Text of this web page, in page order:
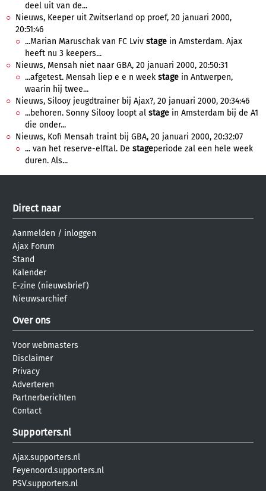
deel uit van de...
Nieuws, Keeper uit Zwitserland op proef, 20 januari 2000,
20:51:46
...Marian Maruschak van FC Lviv stage in Amsterdam. Ajax
heeft nu 3 keepers...
Nieuws, Mensah niet naar GBA, 20 januari 2000, 20:50:31
...afgetest. Mensah liep e e n week stage in Antwerpen,
waarin hij twee...
Nieuws, Silooy jeugdtrainer bij Ajax?, 20 januari 2000, 20:34:46
...behoren. Sonny Silooy loopt al stage in Amsterdam bij de A1
die onder...
Nieuws, Kofi Mensah traint bij GBA, 20 januari 2000, 20:32:07
... van het reserve-elftal. De stageperiode zal een hele week
duren. Als...
Direct naar
Aanmelden / inloggen
Ajax Forum
Stand
Kalender
E-zine (nieuwsbrief)
Nieuwsarchief
Over ons
Voor webmasters
Disclaimer
Privacy
Adverteren
Partnerberichten
Contact
Supporters.nl
Ajax.supporters.nl
Feyenoord.supporters.nl
PSV.supporters.nl